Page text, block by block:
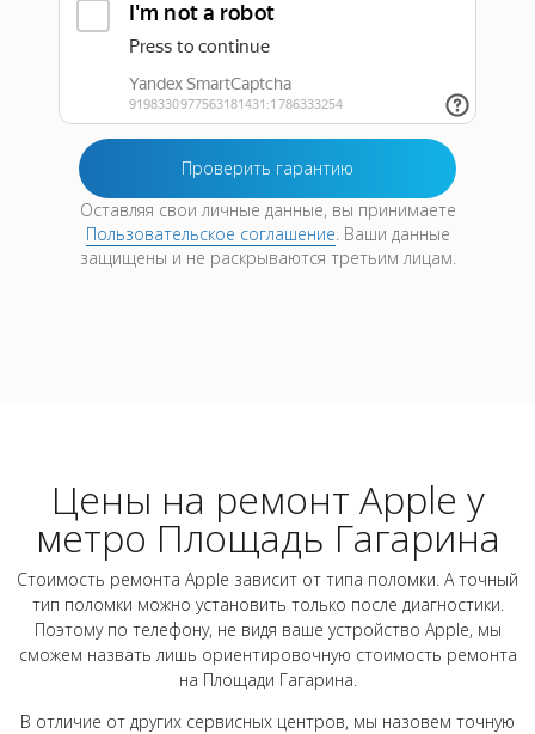
Оставляя свои личные данные, вы принимаете
Пользовательское соглашение. Ваши данные
защищены и не раскрываются третьим лицам.
Цены на ремонт Apple у
метро Площадь Гагарина
Стоимость ремонта Apple зависит от типа поломки. А точный
тип поломки можно установить только после диагностики.
Поэтому по телефону, не видя ваше устройство Apple, мы
сможем назвать лишь ориентировочную стоимость ремонта
на Площади Гагарина.
В отличие от других сервисных центров, мы назовем точную